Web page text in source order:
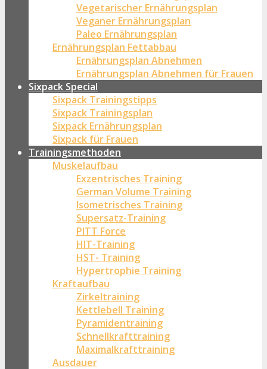
Vegetarischer Ernährungsplan
Veganer Ernährungsplan
Paleo Ernährungsplan
Ernährungsplan Fettabbau
Ernährungsplan Abnehmen
Ernährungsplan Abnehmen für Frauen
Sixpack Special
Sixpack Trainingstipps
Sixpack Trainingsplan
Sixpack Ernährungsplan
Sixpack für Frauen
Trainingsmethoden
Muskelaufbau
Exzentrisches Training
German Volume Training
Isometrisches Training
Supersatz-Training
PITT Force
HIT-Training
HST- Training
Hypertrophie Training
Kraftaufbau
Zirkeltraining
Kettlebell Training
Pyramidentraining
Schnellkrafttraining
Maximalkrafttraining
Ausdauer